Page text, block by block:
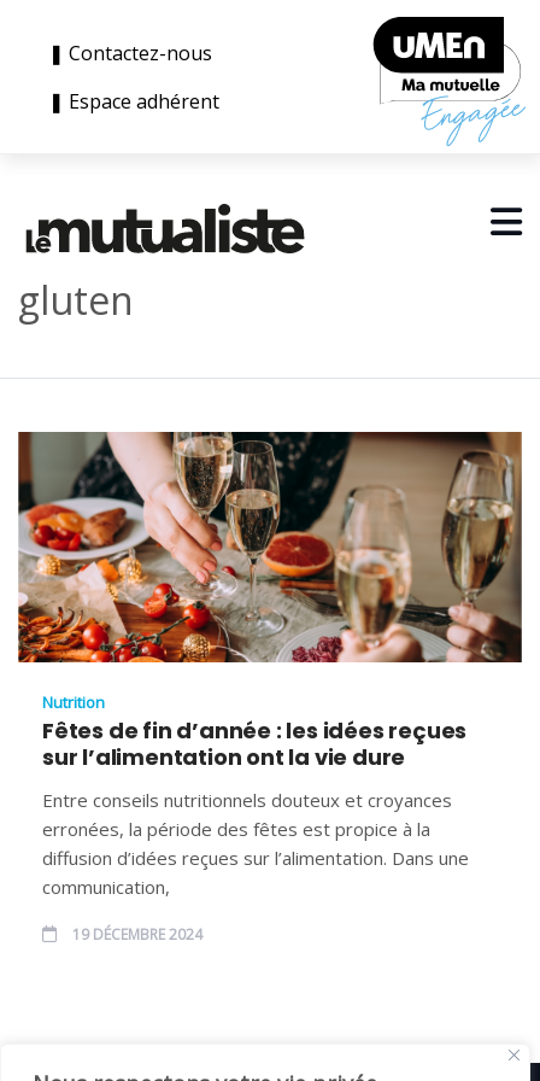
❚ Contactez-nous
❚ Espace adhérent
gluten
Nutrition
Fêtes de fin d’année : les idées reçues
sur l’alimentation ont la vie dure
Entre conseils nutritionnels douteux et croyances
erronées, la période des fêtes est propice à la
diffusion d’idées reçues sur l’alimentation. Dans une
communication,
19 DÉCEMBRE 2024